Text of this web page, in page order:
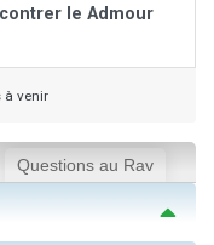
le Admour
à venir
Questions au Rav